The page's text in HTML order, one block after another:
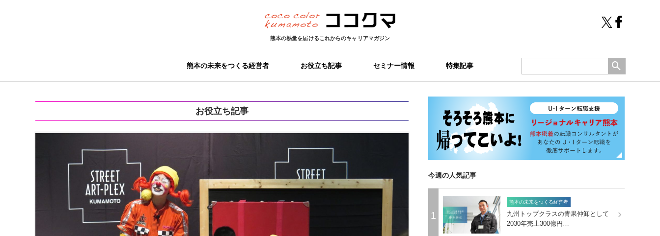
熊本の熱量を届けるこれからのキャリアマガジン
熊本の未来をつくる経営者 お役立ち記事 セミナー情報 特集記事
お役立ち記事
今週の人気記事
1
熊本の未来をつくる経営者
九州トップクラスの青果仲卸として
2030年売上300億円…